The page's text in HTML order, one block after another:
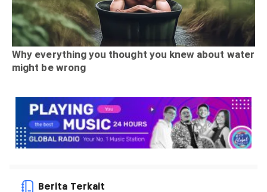
Berita Terkait